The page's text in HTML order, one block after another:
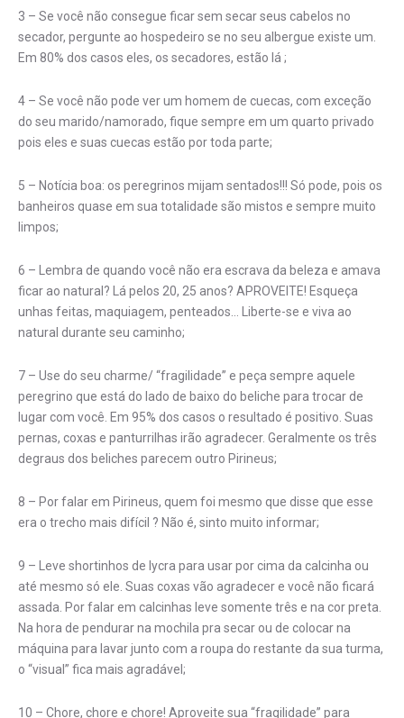
3 – Se você não consegue ficar sem secar seus cabelos no
secador, pergunte ao hospedeiro se no seu albergue existe um.
Em 80% dos casos eles, os secadores, estão lá ;
4 – Se você não pode ver um homem de cuecas, com exceção
do seu marido/namorado, fique sempre em um quarto privado
pois eles e suas cuecas estão por toda parte;
5 – Notícia boa: os peregrinos mijam sentados!!! Só pode, pois os
banheiros quase em sua totalidade são mistos e sempre muito
limpos;
6 – Lembra de quando você não era escrava da beleza e amava
ficar ao natural? Lá pelos 20, 25 anos? APROVEITE! Esqueça
unhas feitas, maquiagem, penteados… Liberte-se e viva ao
natural durante seu caminho;
7 – Use do seu charme/ “fragilidade” e peça sempre aquele
peregrino que está do lado de baixo do beliche para trocar de
lugar com você. Em 95% dos casos o resultado é positivo. Suas
pernas, coxas e panturrilhas irão agradecer. Geralmente os três
degraus dos beliches parecem outro Pirineus;
8 – Por falar em Pirineus, quem foi mesmo que disse que esse
era o trecho mais difícil ? Não é, sinto muito informar;
9 – Leve shortinhos de lycra para usar por cima da calcinha ou
até mesmo só ele. Suas coxas vão agradecer e você não ficará
assada. Por falar em calcinhas leve somente três e na cor preta.
Na hora de pendurar na mochila pra secar ou de colocar na
máquina para lavar junto com a roupa do restante da sua turma,
o “visual” fica mais agradável;
10 – Chore, chore e chore! Aproveite sua “fragilidade” para